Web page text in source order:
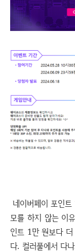
네이버페이 포인
모를 하지 않는 이
인트 1만 원보다
다. 컬러풀에서 다